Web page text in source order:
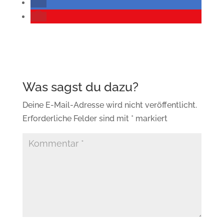
Deine E-Mail-Adresse wird nicht veröffentlicht.
Erforderliche Felder sind mit * markiert